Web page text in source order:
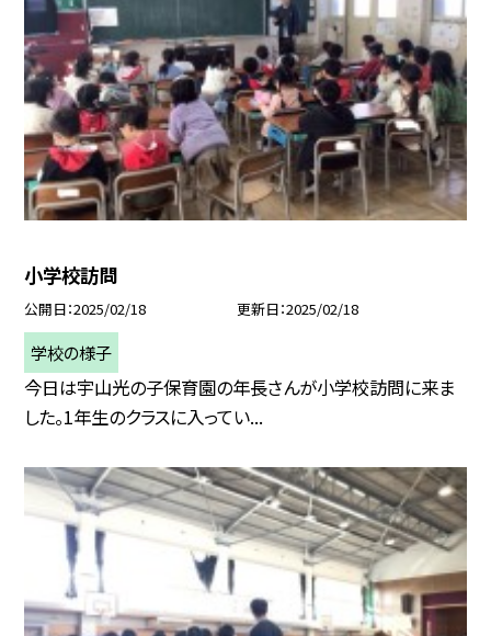
小学校訪問
公開日 2025/02/18 更新日 2025/02/18
学校の様子
今日は宇山光の子保育園の年長さんが小学校訪問に来ま
した。1年生のクラスに入ってい...